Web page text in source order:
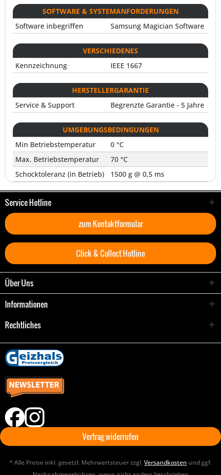
SOFTWARE & SYSTEMANFORDERUNGEN
Software inbegriffen
Samsung Magician Software
VERSCHIEDENES
Kennzeichnung
IEEE 1667
HERSTELLERGARANTIE
Service & Support
Begrenzte Garantie - 5 Jahre
UMGEBUNGSBEDINGUNGEN
Min Betriebstemperatur
0 °C
Max. Betriebstemperatur
70 °C
Schocktoleranz (in Betrieb)
1500 g @ 0,5 ms
Service Hotline
zum Kontaktformular
Click & Collect Hotline
Über Uns
Informationen
Rechtliches
Vertrag widerrufen
* Alle Preise inkl. gesetzl. Mehrwertsteuer zzgl.Versandkosten und ggf.